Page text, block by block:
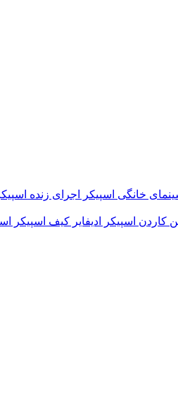
خانگی اسپیکر اجرای زنده
کاردن اسپیکر ادیفایر کیف اسپیکر